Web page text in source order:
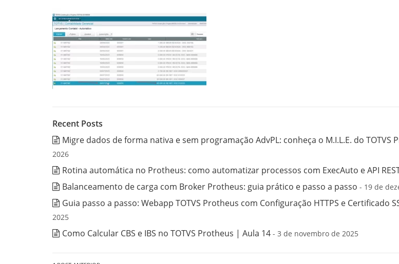
Recent Posts
Migre dados de forma nativa e sem programação AdvPL: conheça o M.I.L.E. do TOTVS
2026
Rotina automática no Protheus: como automatizar processos com ExecAuto e API
Balanceamento de carga com Broker Protheus: guia prático e passo a passo - 19 de
Guia passo a passo: Webapp TOTVS Protheus com Configuração HTTPS e Certificado
2025
Como Calcular CBS e IBS no TOTVS Protheus | Aula 14 - 3 de novembro de 2025